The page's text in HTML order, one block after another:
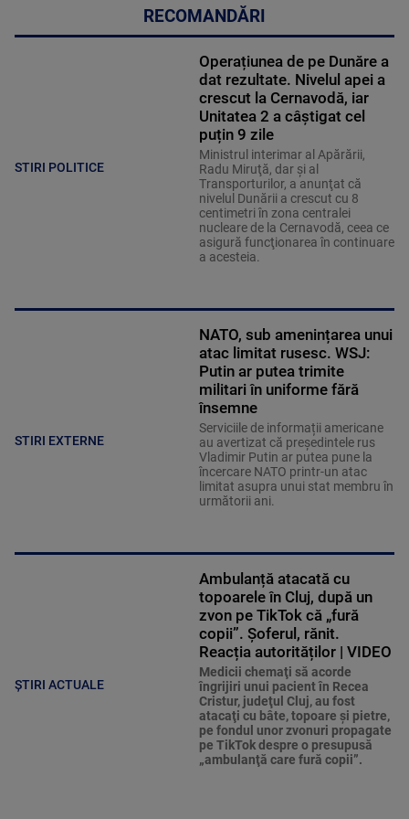
RECOMANDĂRI
STIRI POLITICE
Operațiunea de pe Dunăre a
dat rezultate. Nivelul apei a
crescut la Cernavodă, iar
Unitatea 2 a câștigat cel
puțin 9 zile
Ministrul interimar al Apărării,
Radu Miruţă, dar şi al
Transporturilor, a anunţat că
nivelul Dunării a crescut cu 8
centimetri în zona centralei
nucleare de la Cernavodă, ceea ce
asigură funcţionarea în continuare
a acesteia.
STIRI EXTERNE
NATO, sub amenințarea unui
atac limitat rusesc. WSJ:
Putin ar putea trimite
militari în uniforme fără
însemne
Serviciile de informații americane
au avertizat că președintele rus
Vladimir Putin ar putea pune la
încercare NATO printr-un atac
limitat asupra unui stat membru în
următorii ani.
ȘTIRI ACTUALE
Ambulanță atacată cu
topoarele în Cluj, după un
zvon pe TikTok că „fură
copii”. Șoferul, rănit.
Reacția autorităților | VIDEO
Medicii chemaţi să acorde
îngrijiri unui pacient în Recea
Cristur, judeţul Cluj, au fost
atacaţi cu bâte, topoare şi pietre,
pe fondul unor zvonuri propagate
pe TikTok despre o presupusă
„ambulanţă care fură copii”.